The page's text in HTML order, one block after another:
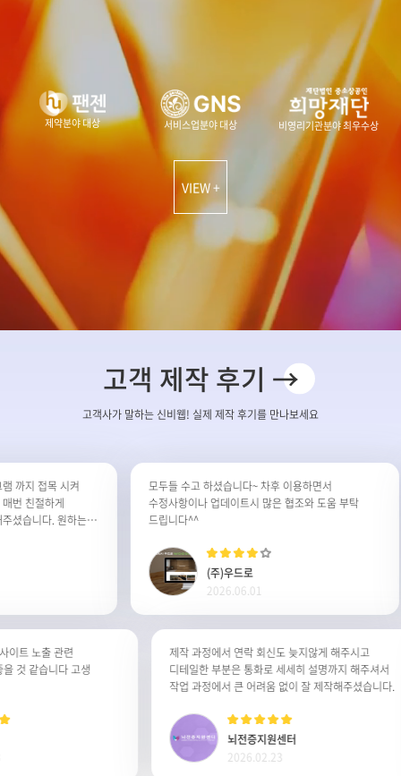
제약분야 대상 서비스업분야 대상 비영리기관분야 최우수상
VIEW +
고객 제작 후기 →
고객사가 말하는 신비웹! 실제 제작 후기를 만나보세요
지 접목 시켜
친절하게
습니다. 원하는
모두들 수고 하셨습니다~ 차후 이용하면서
수정사항이나 업데이트시 많은 협조와 도움 부탁
드립니다^^
(주)우드로
2026.06.01
사이트 노출 관련
좋을 것 같습니다 고생
제작 과정에서 연락 회신도 늦지않게 해주시고
디테일한 부분은 통화로 세세히 설명까지 해주셔
작업 과정에서 큰 어려움 없이 잘 제작해주셨습
뇌전증지원센터
2026.02.23